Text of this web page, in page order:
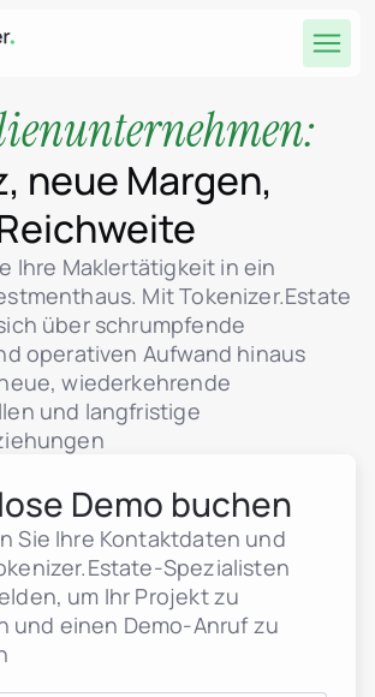
neue Margen,
Ihre Maklertätigkeit in ein
Mit Tokenizer.Estate
über schrumpfende
operativen Aufwand hinaus
wiederkehrende
und langfristige
Demo buchen
Sie Ihre Kontaktdaten und
Spezialisten
um Ihr Projekt zu
und einen Demo-Anruf zu